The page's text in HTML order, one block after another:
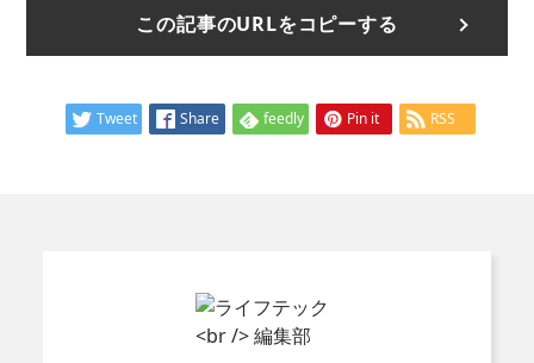
この記事のURLをコピーする
Tweet Share feedly Pin it RSS